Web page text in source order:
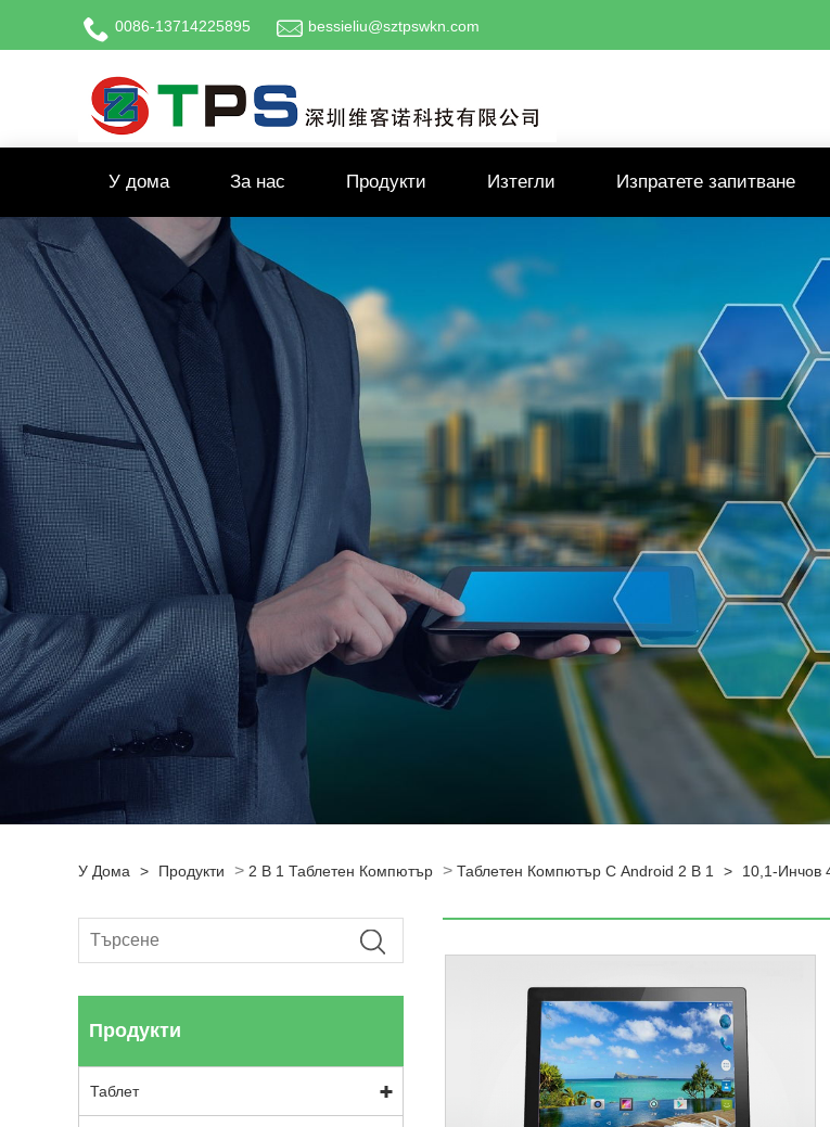
0086-13714225895 bessieliu@sztpswkn.com
У дома За нас Продукти Изтегли Изпратете запитване
У Дома > Продукти > 2 В 1 Таблетен Компютър > Таблетен Компютър С Android 2 В 1 > 10,1-Инчов
Продукти
Таблет